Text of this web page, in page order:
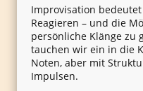
Improvisation
Reagieren – und die
persönliche Klänge zu
tauchen wir ein in die
Noten, aber mit
Impulsen.